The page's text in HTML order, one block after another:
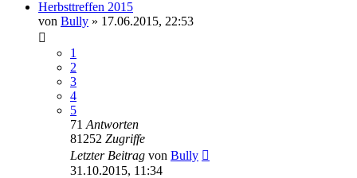
Herbsttreffen 2015
von Bully » 17.06.2015, 22:53
1
2
3
4
5
71 Antworten
81252 Zugriffe
Letzter Beitrag von Bully
31.10.2015, 11:34